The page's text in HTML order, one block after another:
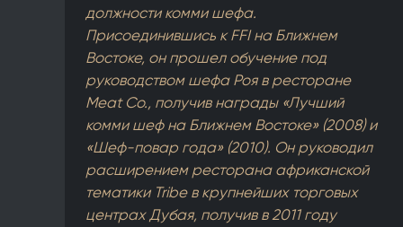
должности комми шефа.
Присоединившись к FFI на Ближнем
Востоке, он прошел обучение под
руководством шефа Роя в ресторане
Meat Co., получив награды «Лучший
комми шеф на Ближнем Востоке» (2008) и
«Шеф-повар года» (2010). Он руководил
расширением ресторана африканской
тематики Tribe в крупнейших торговых
центрах Дубая, получив в 2011 году